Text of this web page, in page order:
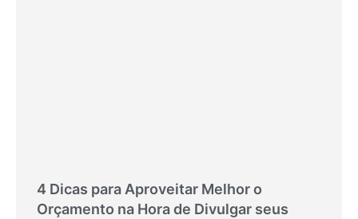
4 Dicas para Aproveitar Melhor o
Orçamento na Hora de Divulgar seus